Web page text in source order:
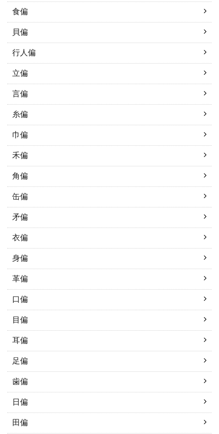
食偏
貝偏
行人偏
立偏
言偏
糸偏
巾偏
禾偏
角偏
缶偏
矛偏
衣偏
身偏
革偏
口偏
目偏
耳偏
足偏
歯偏
日偏
田偏